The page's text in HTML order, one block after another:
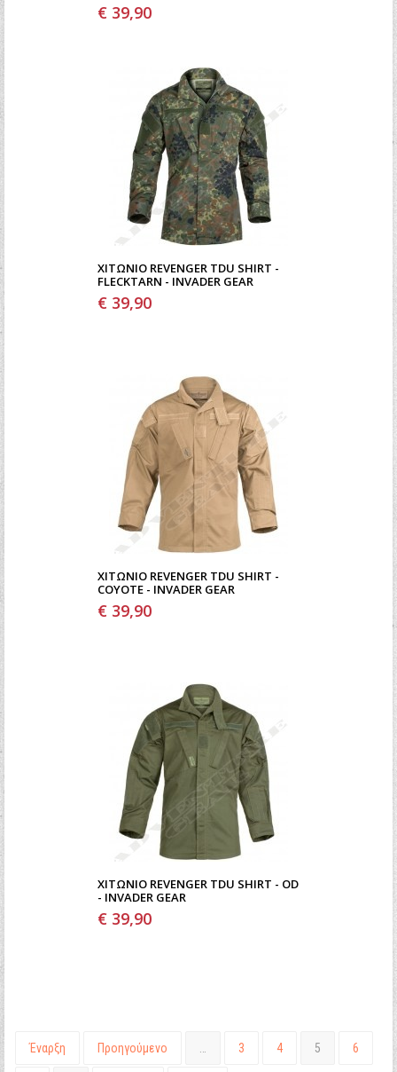
€ 39,90
ΧΙΤΏΝΙΟ REVENGER TDU SHIRT -
FLECKTARN - INVADER GEAR
€ 39,90
ΧΙΤΏΝΙΟ REVENGER TDU SHIRT -
COYOTE - INVADER GEAR
€ 39,90
ΧΙΤΏΝΙΟ REVENGER TDU SHIRT - OD
- INVADER GEAR
€ 39,90
Έναρξη Προηγούμενο 3 4 5 6